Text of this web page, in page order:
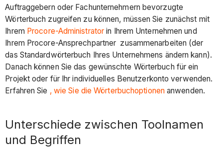
Auftraggebern oder Fachunternehmern bevorzugte
Wörterbuch zugreifen zu können, müssen Sie zunächst mit
Ihrem Procore-Administrator in Ihrem Unternehmen und
Ihrem Procore-Ansprechpartner zusammenarbeiten (der
das Standardwörterbuch Ihres Unternehmens ändern kann).
Danach können Sie das gewünschte Wörterbuch für ein
Projekt oder für Ihr individuelles Benutzerkonto verwenden.
Erfahren Sie , wie Sie die Wörterbuchoptionenanwenden.
Unterschiede zwischen Toolnamen
und Begriffen